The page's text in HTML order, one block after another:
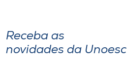
Receba as
novidades da Unoesc